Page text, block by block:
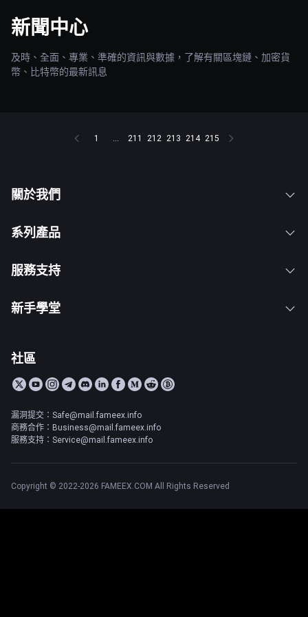
新聞中心
及時、全面、專業、準確的資訊與數據，了解有關區塊鏈、加密貨
幣、比特幣的最新訊息
1 ... 211 212 213 214 215
關於我們
系列產品
服務支持
新手學堂
社區
漏洞提交：Safe@mail.fameex.info
商務合作：Business@mail.fameex.info
服務支持：Service@mail.fameex.info
Copyright © 2022-2026 FAMEEX.COM All Rights Reserved